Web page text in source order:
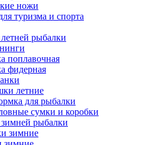
ножи
туризма и спорта
рыбалки
поплавочная
фидерная
летние
для рыбалки
сумки и коробки
рыбалки
зимние